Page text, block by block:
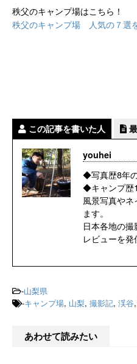
秩父のキャンプ場はこちら！
秩父のキャンプ場 人気の７選
この記事を書いた人
youhei
◆写真歴8年
◆キャンプ歴
風景写真や
ます。
日本各地の
レビューを発
-山梨県
-キャンプ場, 山梨, 撮影記, 渓谷,
あわせて読みたい